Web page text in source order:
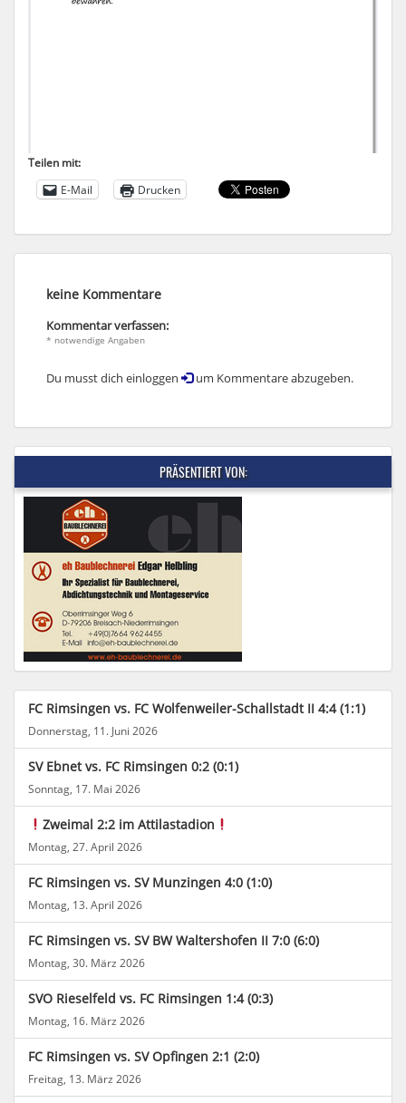
Teilen mit:
E-Mail
Drucken
keine Kommentare
Kommentar verfassen:
* notwendige Angaben
Du musst dich einloggen um Kommentare abzugeben.
PRÄSENTIERT VON:
FC Rimsingen vs. FC Wolfenweiler-Schallstadt II 4:4 (1:1)
Donnerstag, 11. Juni 2026
SV Ebnet vs. FC Rimsingen 0:2 (0:1)
Sonntag, 17. Mai 2026
Zweimal 2:2 im Attilastadion
Montag, 27. April 2026
FC Rimsingen vs. SV Munzingen 4:0 (1:0)
Montag, 13. April 2026
FC Rimsingen vs. SV BW Waltershofen II 7:0 (6:0)
Montag, 30. März 2026
SVO Rieselfeld vs. FC Rimsingen 1:4 (0:3)
Montag, 16. März 2026
FC Rimsingen vs. SV Opfingen 2:1 (2:0)
Freitag, 13. März 2026